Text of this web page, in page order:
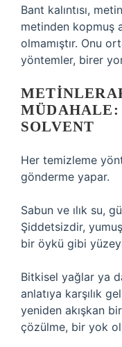
Bant kalıntısı,
metinden kopmuş
olmamıştır. Onu
yöntemler, birer
MÜDAHALE:
SOLVENT
Her temizleme
gönderme yapar.
Sabun ve ılık su,
Şiddetsizdir,
bir öykü gibi
Bitkisel yağlar ya
anlatıya karşılık
yeniden akışkan
çözülme, bir yok